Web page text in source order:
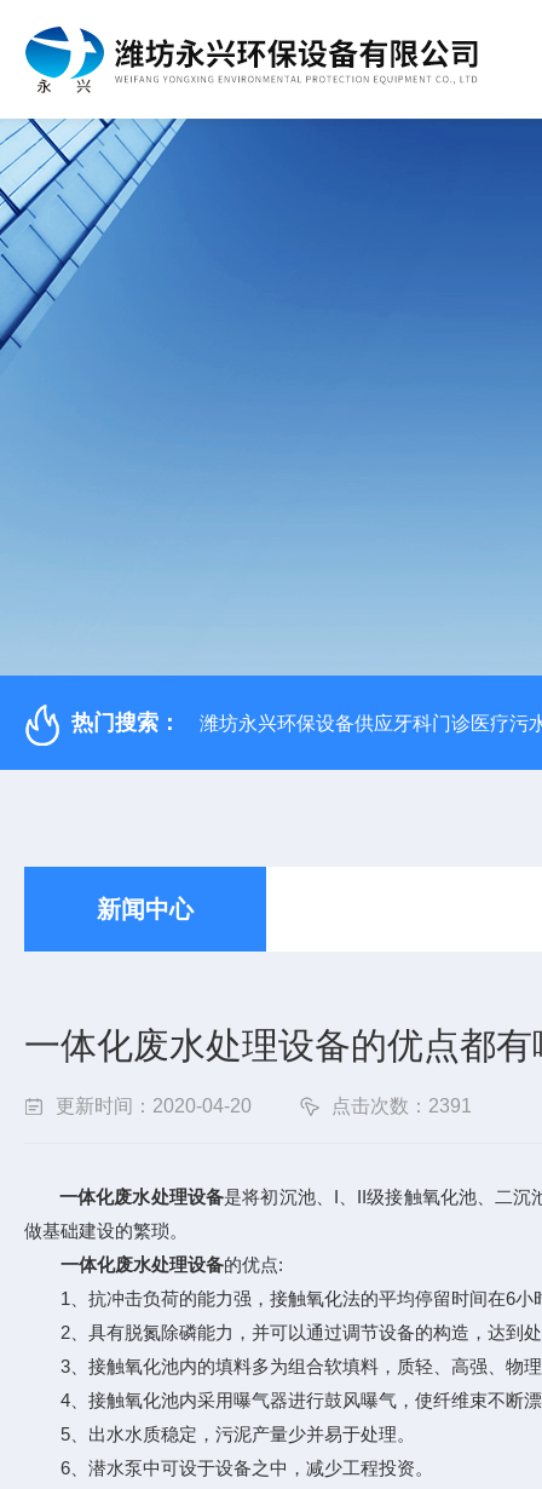
热门搜索： 潍坊永兴环保设备供应牙科门诊医疗污
新闻中心
一体化废水处理设备的优点都
更新时间：2020-04-20 点击次数：2391
一体化废水处理设备是将初沉池、I、II级接触氧化池、二
做基础建设的繁琐。
一体化废水处理设备的优点:
1、抗冲击负荷的能力强，接触氧化法的平均停留时间在6小
2、具有脱氮除磷能力，并可以通过调节设备的构造，达到
3、接触氧化池内的填料多为组合软填料，质轻、高强、物
4、接触氧化池内采用曝气器进行鼓风曝气，使纤维束不断
5、出水水质稳定，污泥产量少并易于处理。
6、潜水泵中可设于设备之中，减少工程投资。